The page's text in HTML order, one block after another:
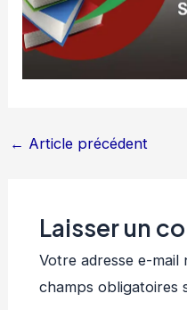
← Article précédent
Laisser un
Votre adresse e-mail
champs obligatoires